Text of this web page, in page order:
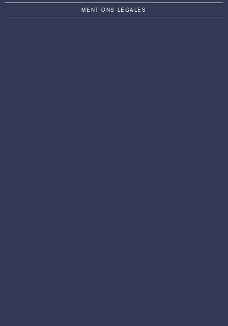
MENTIONS LÉGALES